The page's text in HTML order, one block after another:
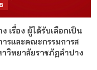
เรื่อง ผู้ได้รับเลือกเป็น
รและคณะกรรมการส
วิทยาลัยราชภัฏลำปาง